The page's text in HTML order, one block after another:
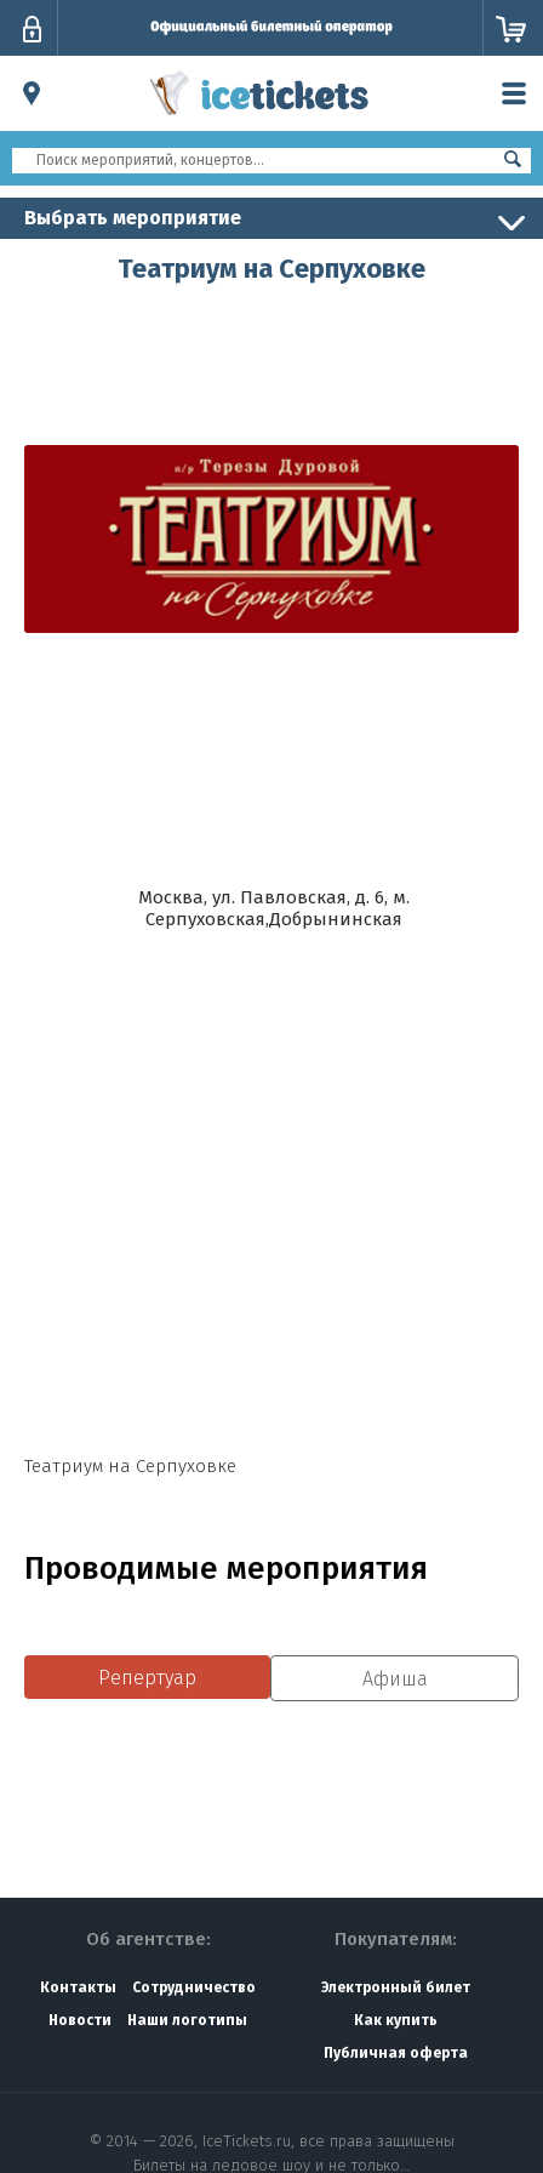
Выбрать мероприятие
Театриум на Серпуховке
Москва, ул. Павловская, д. 6, м.
Серпуховская,Добрынинская
Театриум на Серпуховке
Проводимые мероприятия
Репертуар Афиша
Об агентстве:
Контакты
Сотрудничество
Новости
Наши логотипы
Покупателям:
Электронный билет
Как купить
Публичная оферта
© 2014 — 2026, IceTickets.ru, все права защищены
Билеты на ледовое шоу и не только…